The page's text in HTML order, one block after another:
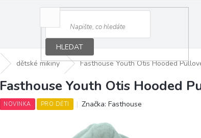
HLEDAT
dětské mikiny Fasthouse Youth Otis Hooded
Fasthouse Youth Otis Hooded
NOVINKA PRO DĚTI Značka:Fasthouse